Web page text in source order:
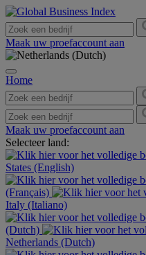
Maak uw proefaccount aan
Home
Maak uw proefaccount aan
Selecteer land:
States (English)
(Français)
Italy (Italiano)
(Dutch)
Netherlands (Dutch)